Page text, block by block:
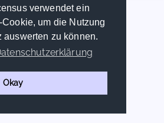
verwendet ein
um die Nutzung
auswerten zu können.
Okay